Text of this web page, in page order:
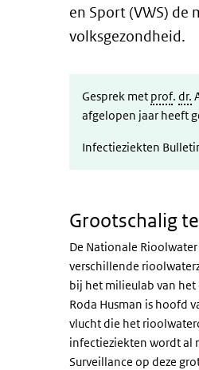
en Sport (VWS)
volksgezondheid.
Gesprek met prof. dr.
afgelopen jaar heeft
Infectieziekten
Grootschalig
De Nationale
verschillende
bij het milieulab van het
Roda Husman is hoofd
vlucht die het
infectieziekten wordt al
Surveillance op deze